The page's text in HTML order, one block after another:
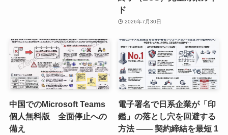
ド
2026年7月30日
中国でのMicrosoft Teams
個人無料版 全面停止への
備え
電子署名で日系企業が「印
鑑」の落とし穴を回避する
方法 —— 契約締結を最短 1